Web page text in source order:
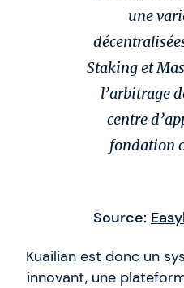
une
Staking et
l’arbitrage
centre
fondation
Source:
Kuailian est donc un
innovant, une